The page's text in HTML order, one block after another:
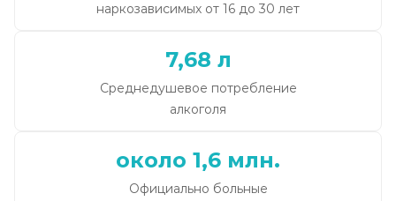
наркозависимых от 16 до 30 лет
7,68 л
Среднедушевое потребление
алкоголя
около 1,6 млн.
Официально больные